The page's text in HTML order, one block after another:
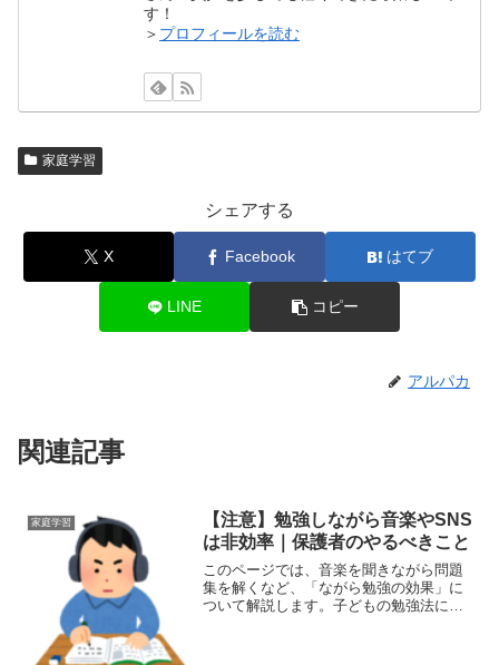
す！
＞ プロフィールを読む
家庭学習
シェアする
X Facebook はてブ
LINE コピー
アルパカ
関連記事
家庭学習
【注意】勉強しながら音楽やSNS
は非効率｜保護者のやるべきこと
このページでは、音楽を聞きながら問題
集を解くなど、「ながら勉強の効果」に
ついて解説します。子どもの勉強法に不